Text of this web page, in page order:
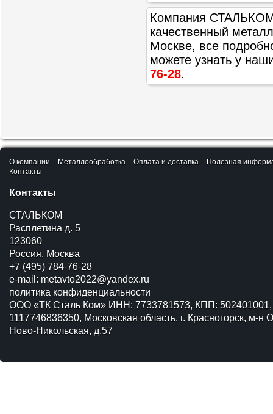
Компания СТАЛЬКОМ
качественный
Москве, все
можете узнать у
76-28.
О компании Металлообработка Оплата и доставка
Полезная
Контакты
Контакты
СТАЛЬКОМ
Расплетина д. 5
123060
Россия, Москва
+7 (495) 784-76-28
e-mail: metavto2022@yandex.ru
политика конфиденциальности
ООО «ТК Сталь Ком» ИНН: 7733781573, КПП:
1117746836350, Московская область, г. Красногорск, м-н
Ново-Никольская, д.57